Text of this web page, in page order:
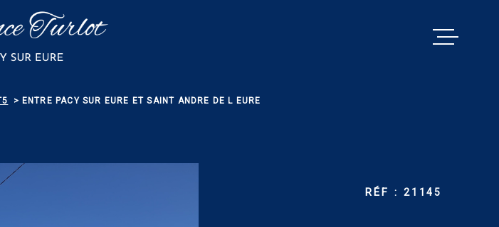
BIENS
ENTRE PACY SUR EURE ET SAINT ANDRE DE L EURE
RÉF : 21145